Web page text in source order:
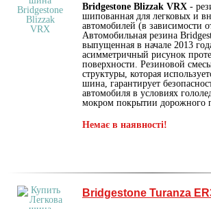
Bridgestone Blizzak VRX -
шипованная для легковых и
автомобилей (в зависимости
Автомобильная резина
выпущенная в начале 2013
асимметричный рисунок
поверхности. Резиновой
структуры, которая
шина, гарантирует
автомобиля в условиях
мокром покрытии дорожного
Немає в наявності!
Bridgestone Turanza